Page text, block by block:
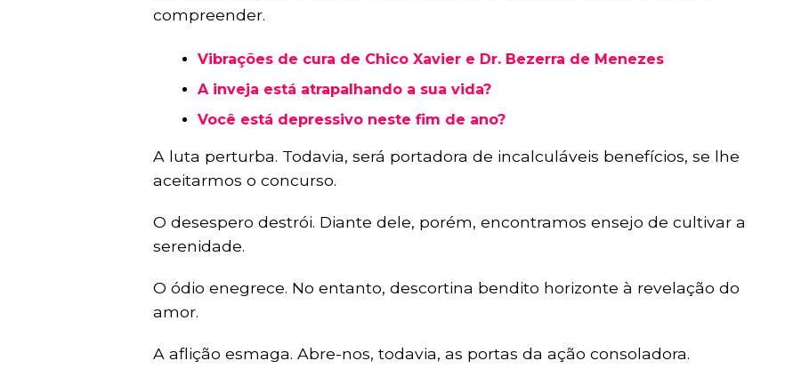
compreender.
Vibrações de cura de Chico Xavier e Dr. Bezerra de Menezes
A inveja está atrapalhando a sua vida?
Você está depressivo neste fim de ano?
A luta perturba. Todavia, será portadora de incalculáveis benefícios, se lhe
aceitarmos o concurso.
O desespero destrói. Diante dele, porém, encontramos ensejo de cultivar a
serenidade.
O ódio enegrece. No entanto, descortina bendito horizonte à revelação do
amor.
A aflição esmaga. Abre-nos, todavia, as portas da ação consoladora.